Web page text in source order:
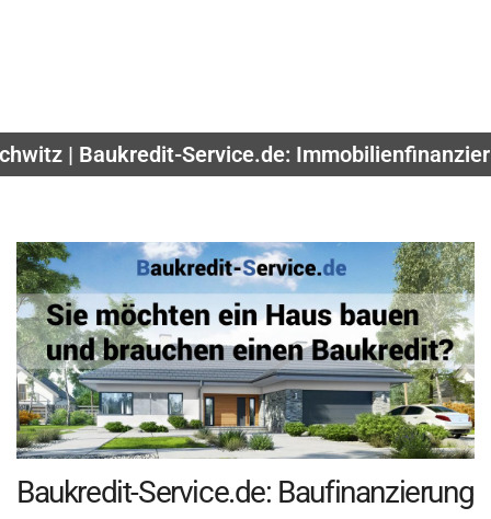
| Baukredit-Service.de:
Baukredit-Service.de: Baufinanzierung